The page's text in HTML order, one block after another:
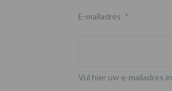
E-mailadres *
Vul hier uw e-mailadres in